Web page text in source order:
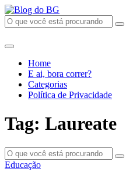
Home
E ai, bora correr?
Categorias
Política de Privacidade
Tag: Laureate
Educação